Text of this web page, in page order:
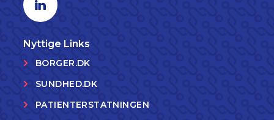
Nyttige Links
BORGER.DK
SUNDHED.DK
PATIENTERSTATNINGEN